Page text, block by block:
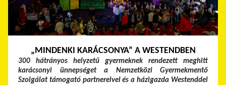
„MINDENKI KARÁCSONYA” A WESTENDBEN
300 hátrányos helyzetű gyermeknek rendezett meghitt
karácsonyi ünnepséget a Nemzetközi Gyermekmentő
Szolgálat támogató partnereivel és a házigazda Westenddel